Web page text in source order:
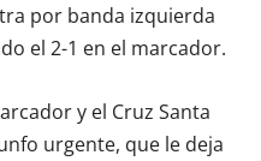
por banda izquierda
el 2-1 en el marcador.
y el Cruz Santa
urgente, que le deja